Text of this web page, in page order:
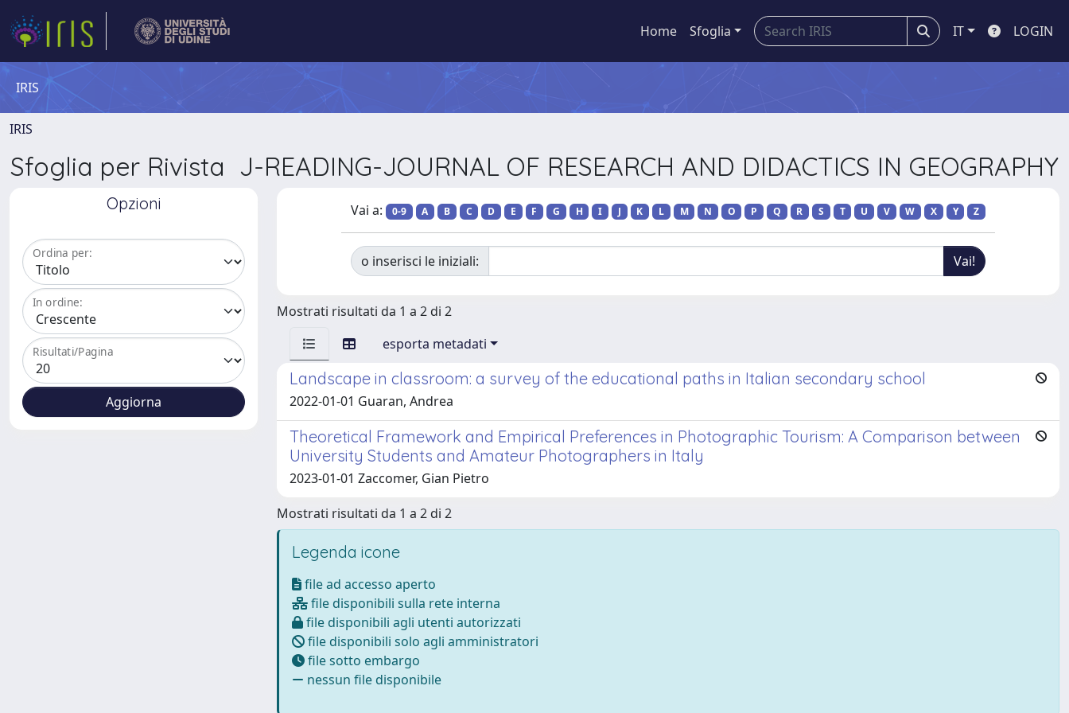
Home Sfoglia IT LOGIN
IRIS
IRIS
Sfoglia per Rivista J-READING-JOURNAL OF RESEARCH AND DIDACTICS IN GEOGRAPHY
Opzioni
Ordina per:
In ordine:
Risultati/Pagina
Vai a: 0-9 A B C D E F G H I J K L M N O P Q R S T U V W X Y Z
o inserisci le iniziali:
Mostrati risultati da 1 a 2 di 2
esporta metadati
Landscape in classroom: a survey of the educational paths in Italian secondary school
2022-01-01 Guaran, Andrea
Theoretical Framework and Empirical Preferences in Photographic Tourism: A Comparison between
University Students and Amateur Photographers in Italy
2023-01-01 Zaccomer, Gian Pietro
Mostrati risultati da 1 a 2 di 2
Legenda icone
file ad accesso aperto
file disponibili sulla rete interna
file disponibili agli utenti autorizzati
file disponibili solo agli amministratori
file sotto embargo
nessun file disponibile